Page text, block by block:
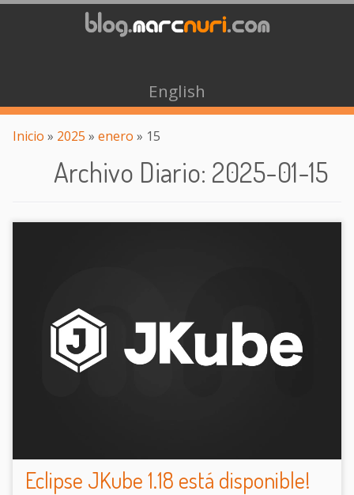
English
Inicio » 2025 » enero » 15
Archivo Diario: 2025-01-15
Eclipse JKube 1.18 está disponible!